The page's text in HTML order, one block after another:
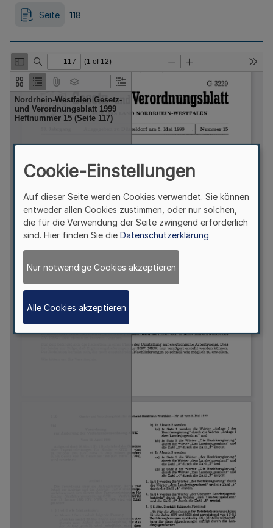
Seite 118
Cookie-Einstellungen
Auf dieser Seite werden Cookies verwendet. Sie können
entweder allen Cookies zustimmen, oder nur solchen,
die für die Verwendung der Seite zwingend erforderlich
sind. Hier finden Sie die Datenschutzerklärung
Nur notwendige Cookies akzeptieren
Alle Cookies akzeptieren